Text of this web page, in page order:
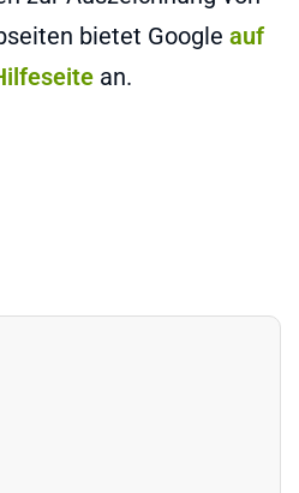
bietet Google auf
an.